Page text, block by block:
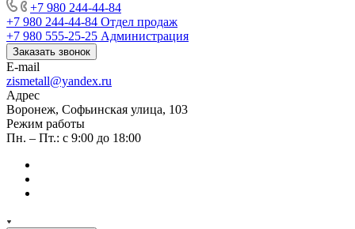
+7 980 244-44-84
+7 980 244-44-84 Отдел продаж
+7 980 555-25-25 Администрация
Заказать звонок
E-mail
zismetall@yandex.ru
Адрес
Воронеж, Софьинская улица, 103
Режим работы
Пн. – Пт.: с 9:00 до 18:00